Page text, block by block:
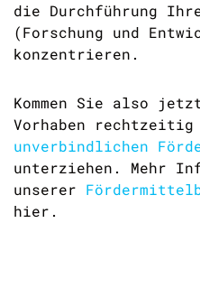
die Durchführung
(Forschung und
konzentrieren.
Kommen Sie also
Vorhaben rechtzeitig
unverbindlichen
unterziehen. Mehr
unserer
hier.